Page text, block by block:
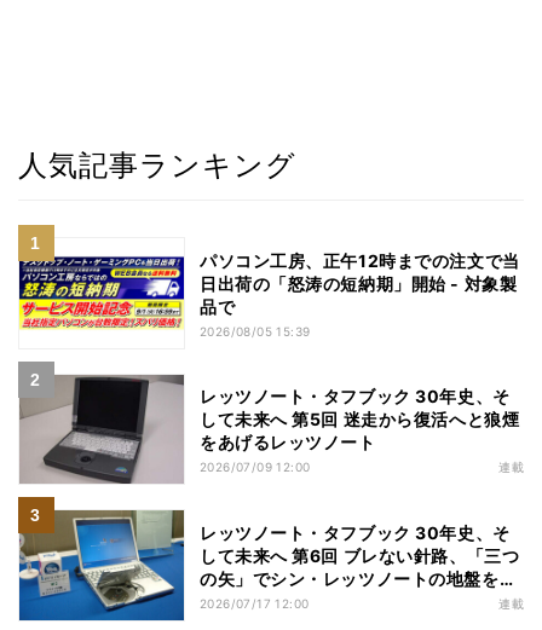
人気記事ランキング
パソコン工房、正午12時までの注文で当
日出荷の「怒涛の短納期」開始 - 対象製
品で
2026/08/05 15:39
レッツノート・タフブック 30年史、そ
して未来へ 第5回 迷走から復活へと狼煙
をあげるレッツノート
2026/07/09 12:00 連載
レッツノート・タフブック 30年史、そ
して未来へ 第6回 ブレない針路、「三つ
の矢」でシン・レッツノートの地盤を築
く
2026/07/17 12:00 連載